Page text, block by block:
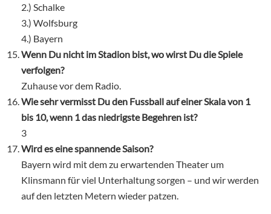
2.) Schalke
3.) Wolfsburg
4.) Bayern
Wenn Du nicht im Stadion bist, wo wirst Du die Spiele
verfolgen?
Zuhause vor dem Radio.
Wie sehr vermisst Du den Fussball auf einer Skala von 1
bis 10, wenn 1 das niedrigste Begehren ist?
3
Wird es eine spannende Saison?
Bayern wird mit dem zu erwartenden Theater um
Klinsmann für viel Unterhaltung sorgen – und wir werden
auf den letzten Metern wieder patzen.